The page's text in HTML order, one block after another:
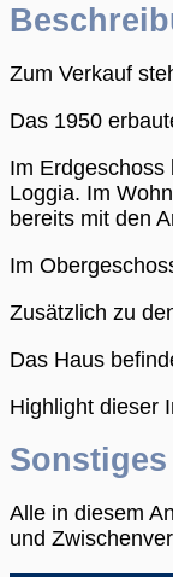
Zum Verkauf
Das 1950
Im
Loggia. Im
bereits mit den
Im
Zusätzlich zu
Das Haus
Highlight dieser
Sonstiges
Alle in diesem
und